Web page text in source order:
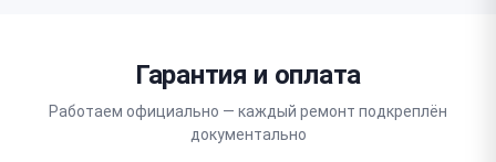
Гарантия и оплата
Работаем официально — каждый ремонт подкреплён
документально